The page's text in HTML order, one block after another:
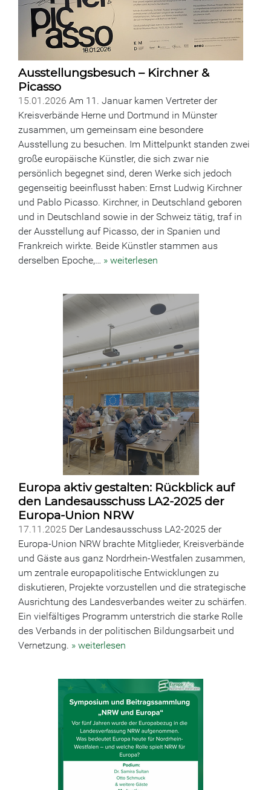
Ausstellungsbesuch – Kirchner &
Picasso
15.01.2026 Am 11. Januar kamen Vertreter der
Kreisverbände Herne und Dortmund in Münster
zusammen, um gemeinsam eine besondere
Ausstellung zu besuchen. Im Mittelpunkt standen zwei
große europäische Künstler, die sich zwar nie
persönlich begegnet sind, deren Werke sich jedoch
gegenseitig beeinflusst haben: Ernst Ludwig Kirchner
und Pablo Picasso. Kirchner, in Deutschland geboren
und in Deutschland sowie in der Schweiz tätig, traf in
der Ausstellung auf Picasso, der in Spanien und
Frankreich wirkte. Beide Künstler stammen aus
derselben Epoche,… » weiterlesen
Europa aktiv gestalten: Rückblick auf
den Landesausschuss LA2-2025 der
Europa-Union NRW
17.11.2025 Der Landesausschuss LA2-2025 der
Europa-Union NRW brachte Mitglieder, Kreisverbände
und Gäste aus ganz Nordrhein-Westfalen zusammen,
um zentrale europapolitische Entwicklungen zu
diskutieren, Projekte vorzustellen und die strategische
Ausrichtung des Landesverbandes weiter zu schärfen.
Ein vielfältiges Programm unterstrich die starke Rolle
des Verbands in der politischen Bildungsarbeit und
Vernetzung. » weiterlesen